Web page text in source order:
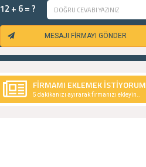
12 + 6 = ?
MESAJI FİRMAYI GÖNDER
FİRMAMI EKLEMEK İSTİYORUM
5 dakikanızı ayırarak firmanızı ekleyin..